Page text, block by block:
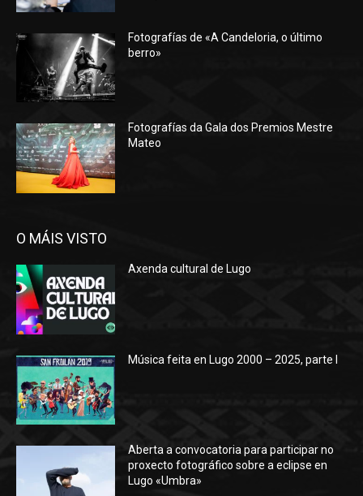
Fotografías de «A Candeloria, o último
berro»
Fotografías da Gala dos Premios Mestre
Mateo
O MÁIS VISTO
Axenda cultural de Lugo
Música feita en Lugo 2000 – 2025, parte I
Aberta a convocatoria para participar no
proxecto fotográfico sobre a eclipse en
Lugo «Umbra»